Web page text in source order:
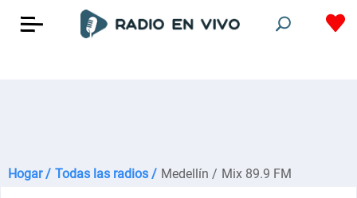
Hogar / Todas las radios / Medellín / Mix 89.9 FM